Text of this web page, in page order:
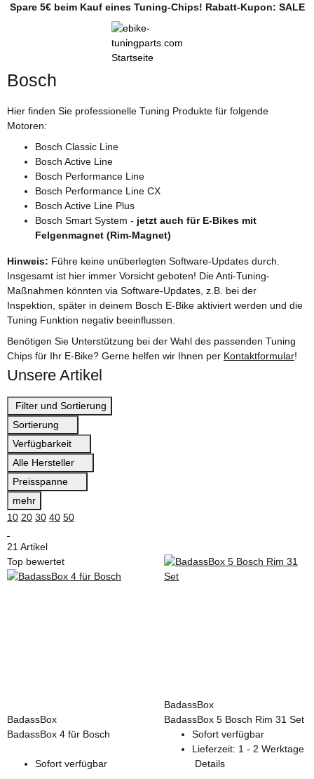
Spare 5€ beim Kauf eines Tuning-Chips! Rabatt-Kupon: SALE
Bosch
Hier finden Sie professionelle Tuning Produkte für folgende
Motoren:
Bosch Classic Line
Bosch Active Line
Bosch Performance Line
Bosch Performance Line CX
Bosch Active Line Plus
Bosch Smart System - jetzt auch für E-Bikes mit
Felgenmagnet (Rim-Magnet)
Hinweis: Führe keine unüberlegten Software-Updates durch.
Insgesamt ist hier immer Vorsicht geboten! Die Anti-Tuning-
Maßnahmen könnten via Software-Updates, z.B. bei der
Inspektion, später in deinem Bosch E-Bike aktiviert werden und die
Tuning Funktion negativ beeinflussen.
Benötigen Sie Unterstützung bei der Wahl des passenden Tuning
Chips für Ihr E-Bike? Gerne helfen wir Ihnen per Kontaktformular!
Unsere Artikel
Filter und Sortierung
Sortierung
Verfügbarkeit
Alle Hersteller
Preisspanne
mehr
10 20 30 40 50
21 Artikel
Top bewertet
BadassBox
BadassBox 4 für Bosch
Sofort verfügbar
BadassBox
BadassBox 5 Bosch Rim 31 Set
Sofort verfügbar
Lieferzeit: 1 - 2 Werktage
Details